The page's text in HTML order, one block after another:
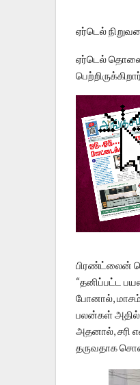
ஏர்டெல்
ஏர்டெல்
பிரண்ட்லைன்
“தனிப்பட்ட
போனால்,
பலன்கள் அதில்
அதனால், சரி
தருவதாக